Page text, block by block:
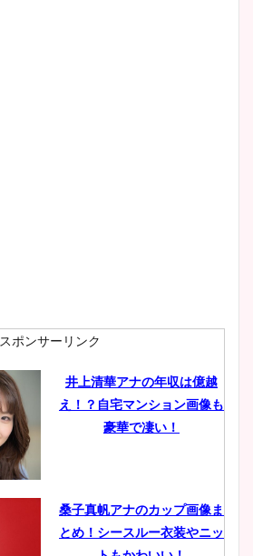
スポンサーリンク
井上清華アナの年収は億越
え！？自宅マンション画像も
豪華で凄い！
桑子真帆アナのカップ画像ま
とめ！シースルー衣装やニッ